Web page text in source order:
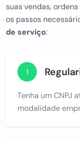
suas vendas,
os passos
de serviço:
1
Tenha um CNPJ
modalidade